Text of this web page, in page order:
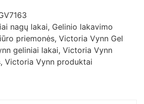
nagų lakai, Gelinio lakavimo
priemonės, Victoria Vynn Gel
geliniai lakai, Victoria Vynn
, Victoria Vynn produktai